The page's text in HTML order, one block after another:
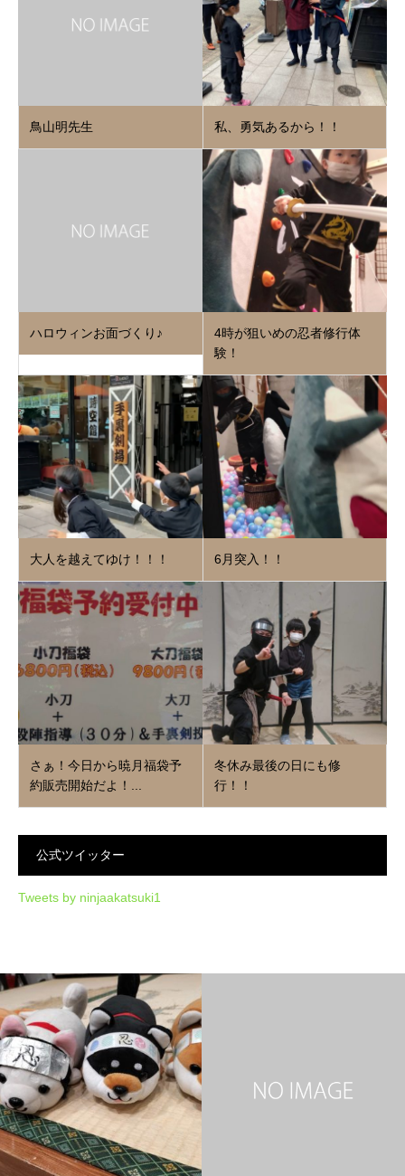
鳥山明先生 私、勇気あるから！！
ハロウィンお面づくり♪
4時が狙いめの忍者修行体
験！
大人を越えてゆけ！！！ 6月突入！！
さぁ！今日から暁月福袋予
約販売開始だよ！...
冬休み最後の日にも修
行！！
公式ツイッター
Tweets by ninjaakatsuki1